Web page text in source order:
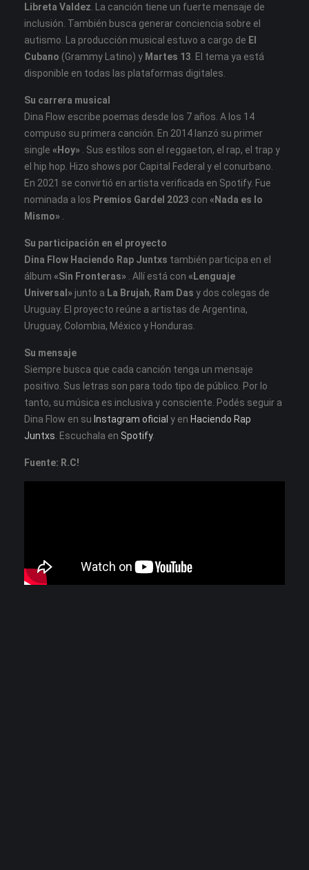
Libreta Valdez . La canción tiene un fuerte mensaje de
inclusión. También busca generar conciencia sobre el
autismo. La producción musical estuvo a cargo de El
Cubano (Grammy Latino) y Martes 13 . El tema ya está
disponible en todas las plataformas digitales.
Su carrera musical
Dina Flow escribe poemas desde los 7 años. A los 14
compuso su primera canción. En 2014 lanzó su primer
single «Hoy» . Sus estilos son el reggaeton, el rap, el trap y
el hip hop. Hizo shows por Capital Federal y el conurbano.
En 2021 se convirtió en artista verificada en Spotify. Fue
nominada a los Premios Gardel 2023 con «Nada es lo
Mismo»
Su participación en el proyecto
Dina Flow Haciendo Rap Juntxs también participa en el
álbum «Sin Fronteras» . Allí está con «Lenguaje
Universal» junto a La Brujah, Ram Das y dos colegas de
Uruguay. El proyecto reúne a artistas de Argentina,
Uruguay, Colombia, México y Honduras.
Su mensaje
Siempre busca que cada canción tenga un mensaje
positivo. Sus letras son para todo tipo de público. Por lo
tanto, su música es inclusiva y consciente. Podés seguir a
Dina Flow en su Instagram oficial y en Haciendo Rap
Juntxs . Escuchala en Spotify.
Fuente: R.C!